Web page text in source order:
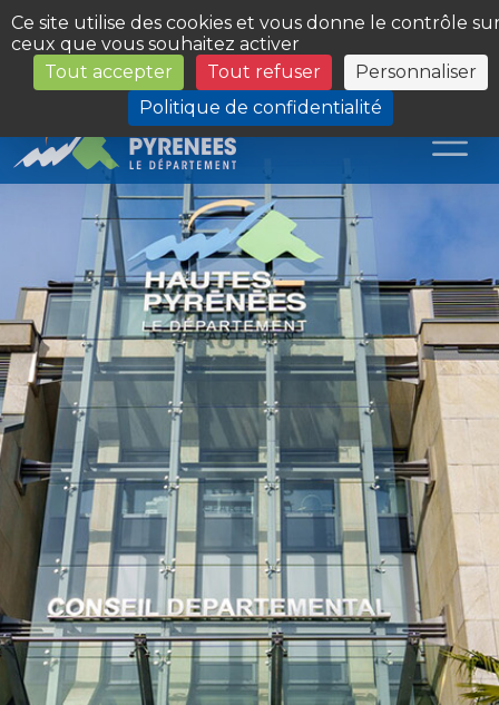
Panneau de gestion des cookies
Ce site utilise des cookies et vous donne le contrôle
ceux que vous souhaitez activer
Tout accepter
Tout refuser
Personnaliser
Politique de confidentialité
Les Sites du Département